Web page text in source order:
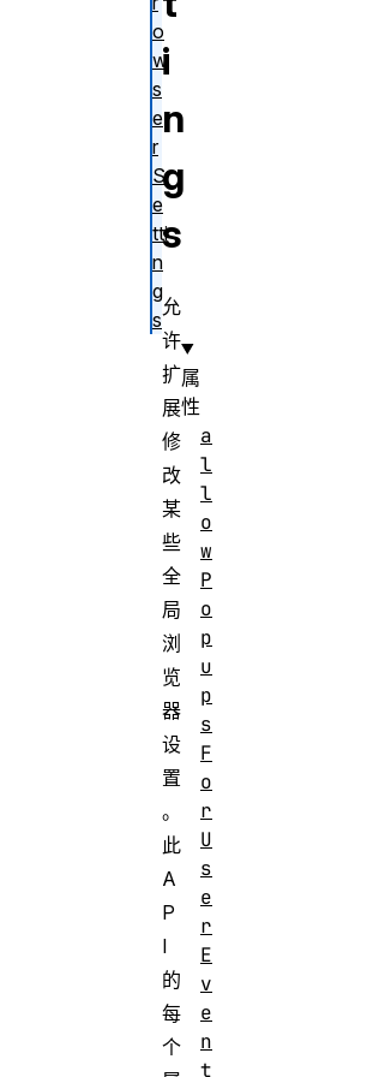
i
n
g
s
允
许
扩
展
修
改
某
些
全
局
浏
览
器
设
置
。
此
A
P
I
的
每
个
o
w
s
e
r
S
e
tti
n
g
s
属
性
a
l
l
o
w
P
o
p
u
p
s
F
o
r
U
s
e
r
E
v
e
n
t